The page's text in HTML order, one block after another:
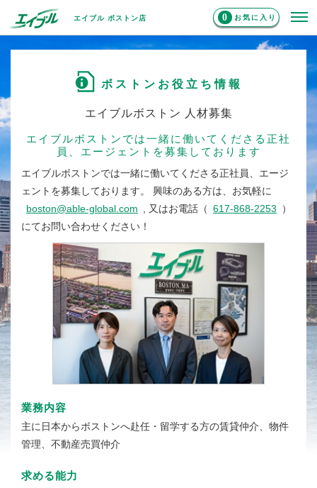
エイブル ボストン店 0 お気に入り
ボストンお役立ち情報
エイブルボストン 人材募集
エイブルボストンでは一緒に働いてくださる正社
員、エージェントを募集しております
エイブルボストンでは一緒に働いてくださる正社員、エージ
ェントを募集しております。
興味のある方は、お気軽に
boston@able-global.com
, 又はお電話（ 617-868-2253
）
にてお問い合わせください！
業務内容
主に日本からボストンへ赴任・留学する方の賃貸仲介、物件
管理、不動産売買仲介
求める能力